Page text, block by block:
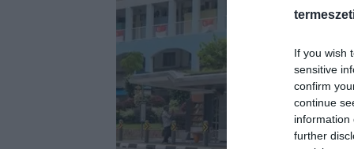
If you wish
sensitive
confirm
continue
information
further